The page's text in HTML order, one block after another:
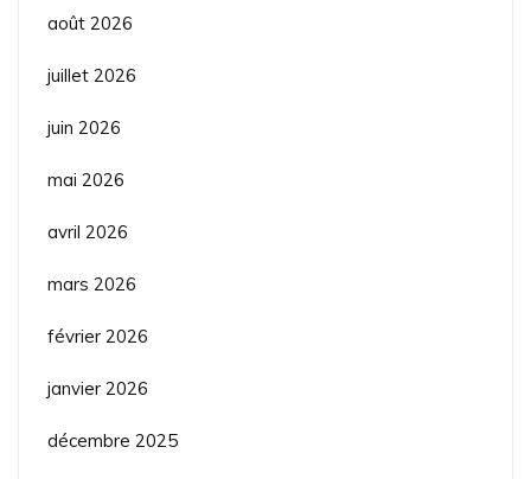
août 2026
juillet 2026
juin 2026
mai 2026
avril 2026
mars 2026
février 2026
janvier 2026
décembre 2025